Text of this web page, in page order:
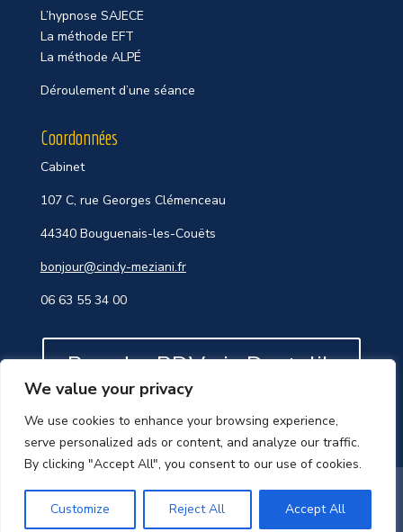
We value your privacy
We use cookies to enhance your browsing experience,
serve personalized ads or content, and analyze our traffic.
By clicking "Accept All", you consent to our use of cookies.
Customize Reject All Accept All
L’hypnose SAJECE
La méthode EFT
La méthode ALPÉ
Déroulement d’une séance
Coordonnées
Cabinet
107 C, rue Georges Clémenceau
44340 Bouguenais-les-Couëts
bonjour@cindy-meziani.fr
06 63 55 34 00
Prendre RDV via Doctolib
© Copyright 2022 Cindy Meziani –Mentions légales–
Création et référencement parCoup d’Plume–
Optimisation SEO par Eccoweb